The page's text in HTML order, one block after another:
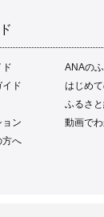
ANAの
ド
はじめ
ふるさ
ン
動画で
方へ